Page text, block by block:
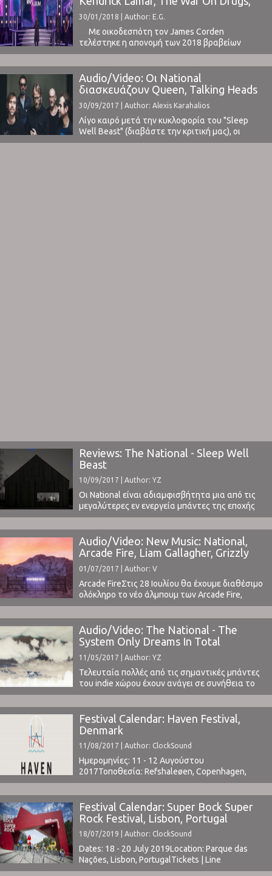
Kraftwerk, κ.α.
30/01/2018 | Author: E.G.
Με οικοδεσπότη τον James Corden
τελέστηκε η απονομή των 2018 βραβείων
Grammy. Ο Bruno Mars κέρδισε 6 βραβεία, και
κάποια από τα σημαντικότερα της χρονιάς
(Album of the year, Song of the year και Record of
the year) και μίλησε για το Αμερικανικό Όνειρο
ενός 15χρονου ονειροπόλου από τη Hawaii ...
Audio/Video: Οι National
διασκευάζουν Queen, Talking Heads
& New Order
30/09/2017 | Author: Alexis Karahalios
Λίγο καιρό μετά την κυκλοφορία του "Sleep
Well Beast" (διαβάστε την κριτική μας), οι
National βρίσκονται σε παγκόσμια περιοδεία για
Reviews: The National - Sleep Well
Beast
10/09/2017 | Author: YZ
Οι National είναι αδιαμφισβήτητα μια από τις
μεγαλύτερες εν ενεργεία μπάντες της εποχής
μας. Από τις πιο απασχολημένες μάλιστα, αφού
τα μέλη τους λαμβάνουν μέρος σε πολλαπλά
παράλληλα πρότζεκτ και φεστιβάλ.
Ενδεικτικά: Tribute για τους Greatful
DeadLNZNDRFEL VYEaux Claires Festival,
Wisconsin"Planetarium" Sufjan Stevens, Bryce
Dessner, κ.α.Bryce Dessner @ Cross Linx Έχουν
μάλιστα ...
Audio/Video: New Music: National,
Arcade Fire, Liam Gallagher, Grizzly
Bear, Horrors
01/07/2017 | Author: V
Arcade FireΣτις 28 Ιουλίου θα έχουμε διαθέσιμο
ολόκληρο το νέο άλμπουμ των Arcade Fire,
Everything Now. Η παραγωγή έγινε από τον
Thomas Bangalter των Daft Punk, με την πινελιά
του να είναι παραπάνω από εμφανής στα νέα
κομμάτια που έδωσαν στη δημοσιότητα, το
disco Signs Of Life και το electronic-based ...
Audio/Video: The National - The
System Only Dreams In Total
Darkness
11/05/2017 | Author: YZ
Τελευταία πολλές από τις σημαντικές μπάντες
του indie χώρου έχουν ανάγει σε συνήθεια το
multitasking, γράφοντας μουσική, συνάπτοντας
πολλές συνεργασίες, δημιουργώντας ακόμα και
ολόκληρα φεστιβάλ.Ξεκινώντας από τους Bon
Iver και τον Aaron Dessner με το Eaux Claires,
ξεκίνησε φέτος το Haven Festival στη ...
Festival Calendar: Haven Festival,
Denmark
11/08/2017 | Author: ClockSound
Ημερομηνίες: 11 - 12 Αυγούστου
2017Τοποθεσία: Refshaleøen, Copenhagen,
DenmarkΤιμή Εισιτηρίου: € 170
(Tickets)Χωρητικότητα: n/aΤο Line Up
περιλαμβάνει: The National, Mouse On Mars, The
Danish String Quartet, Beach House, Perfume
Genius, When Saints Go Machine, This Is The Kit,
Feist, Iggy Pop, Chance The Rapper, Band of
Horses, SBTRKT, Conor Oberst, more ...
Festival Calendar: Super Bock Super
Rock Festival, Lisbon, Portugal
18/07/2019 | Author: ClockSound
Dates: 18 - 20 July 2019Location: Parque das
Nações, Lisbon, PortugalTickets | Line
Upwww.superbocksuperrock.pt ⁪